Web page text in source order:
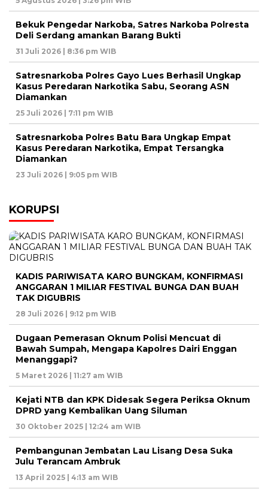
Bekuk Pengedar Narkoba, Satres Narkoba Polresta
Deli Serdang amankan Barang Bukti
31 Juli 2026 | 8:36 pm WIB
Satresnarkoba Polres Gayo Lues Berhasil Ungkap
Kasus Peredaran Narkotika Sabu, Seorang ASN
Diamankan
25 Juli 2026 | 7:11 pm WIB
Satresnarkoba Polres Batu Bara Ungkap Empat
Kasus Peredaran Narkotika, Empat Tersangka
Diamankan
23 Juli 2026 | 9:05 pm WIB
KORUPSI
KADIS PARIWISATA KARO BUNGKAM, KONFIRMASI
ANGGARAN 1 MILIAR FESTIVAL BUNGA DAN BUAH
TAK DIGUBRIS
28 Juli 2026 | 9:12 pm WIB
Dugaan Pemerasan Oknum Polisi Mencuat di
Bawah Sumpah, Mengapa Kapolres Dairi Enggan
Menanggapi?
5 Maret 2026 | 11:27 am WIB
Kejati NTB dan KPK Didesak Segera Periksa Oknum
DPRD yang Kembalikan Uang Siluman
30 Oktober 2025 | 12:24 am WIB
Pembangunan Jembatan Lau Lisang Desa Suka
Julu Terancam Ambruk
13 April 2025 | 4:13 am WIB